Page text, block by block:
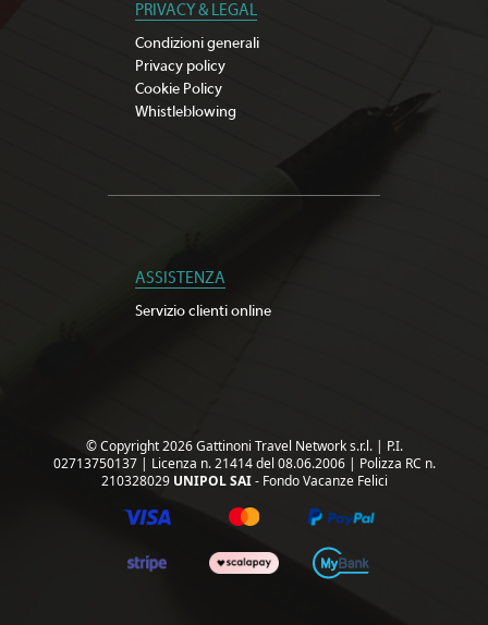
PRIVACY & LEGAL
Condizioni generali
Privacy policy
Cookie Policy
Whistleblowing
ASSISTENZA
Servizio clienti online
© Copyright 2026 Gattinoni Travel Network s.r.l. | P.I.
02713750137 | Licenza n. 21414 del 08.06.2006 | Polizza RC n.
210328029 UNIPOL SAI- Fondo Vacanze Felici